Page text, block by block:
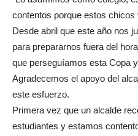
contentos porque estos chicos
Desde abril que este año nos
para prepararnos fuera del
que perseguíamos esta Copa
Agradecemos el apoyo del
este esfuerzo.
Primera vez que un alcalde
estudiantes y estamos